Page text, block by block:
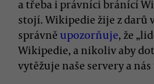
a třeba i právníci bránící
stojí. Wikipedie žije z darů
správně upozorňuje, že
Wikipedie, a nikoliv aby
vytěžuje naše servery a